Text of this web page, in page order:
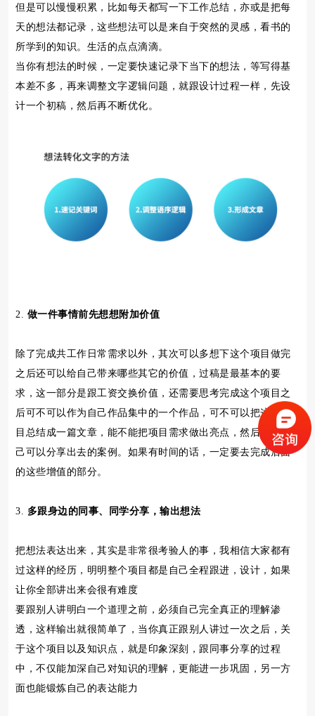
但是可以慢慢积累，比如每天都写一下工作总结，亦或是把每
天的想法都记录，这些想法可以是来自于突然的灵感，看书的
所学到的知识。生活的点点滴滴。
当你有想法的时候，一定要快速记录下当下的想法，等写得基
本差不多，再来调整文字逻辑问题，就跟设计过程一样，先设
计一个初稿，然后再不断优化。
2. 做一件事情前先想想附加价值
除了完成共工作日常需求以外，其次可以多想下这个项目做完
之后还可以给自己带来哪些其它的价值，过稿是最基本的要
求，这一部分是跟工资交换价值，还需要思考完成这个项目之
后可不可以作为自己作品集中的一个作品，可不可以把这个项
目总结成一篇文章，能不能把项目需求做出亮点，然后成为自
己可以分享出去的案例。如果有时间的话，一定要去完成后面
的这些增值的部分。
3. 多跟身边的同事、同学分享，输出想法
把想法表达出来，其实是非常很考验人的事，我相信大家都有
过这样的经历，明明整个项目都是自己全程跟进，设计，如果
让你全部讲出来会很有难度
要跟别人讲明白一个道理之前，必须自己完全真正的理解渗
透，这样输出就很简单了，当你真正跟别人讲过一次之后，关
于这个项目以及知识点，就是印象深刻，跟同事分享的过程
中，不仅能加深自己对知识的理解，更能进一步巩固，另一方
面也能锻炼自己的表达能力